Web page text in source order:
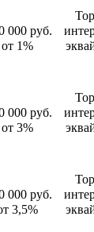
000 руб.
от 1%
000 руб.
от 3%
000 руб.
3,5%